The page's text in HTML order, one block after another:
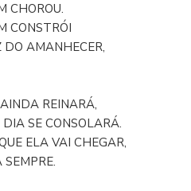
CHOROU.
CONSTRÓI
DO AMANHECER,
REINARÁ,
SE CONSOLARÁ.
ELA VAI CHEGAR,